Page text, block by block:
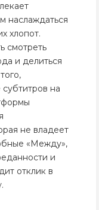
наслаждаться
хлопот.
смотреть
и делиться
на
не владеет
«Между»,
и
отклик в